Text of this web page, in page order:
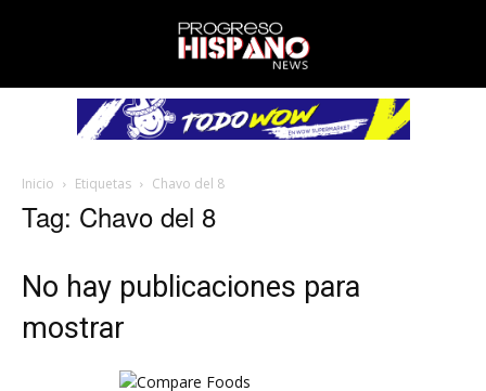
Inicio Etiquetas Chavo del 8
Tag: Chavo del 8
No hay publicaciones para
mostrar